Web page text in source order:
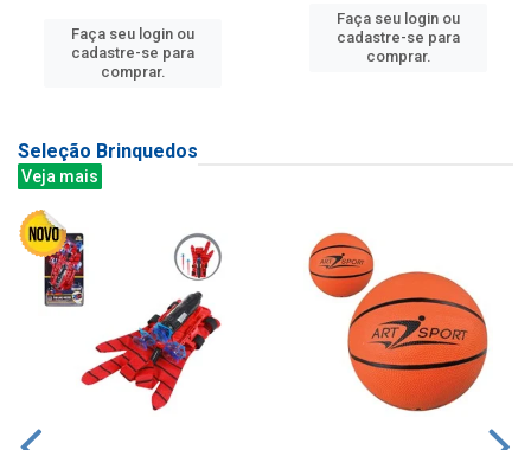
Faça seu login ou
cadastre-se para
comprar.
Faça seu login ou
cadastre-se para
comprar.
Seleção Brinquedos
Veja mais